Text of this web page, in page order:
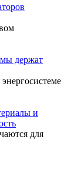
держат
и
для